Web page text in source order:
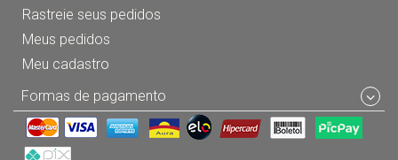
Rastreie seus pedidos
Meus pedidos
Meu cadastro
Formas de pagamento